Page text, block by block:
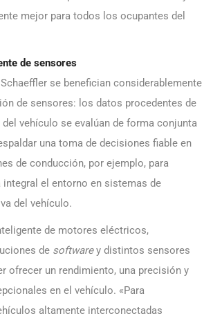
mejor para todos los ocupantes del
de sensores
se benefician considerablemente
de sensores: los datos procedentes de
vehículo se evalúan de forma conjunta
una toma de decisiones fiable en
de conducción, por ejemplo, para
integral el entorno en sistemas de
del vehículo.
de motores eléctricos,
de softwarey distintos sensores
ofrecer un rendimiento, una precisión y
en el vehículo. «Para
altamente interconectadas